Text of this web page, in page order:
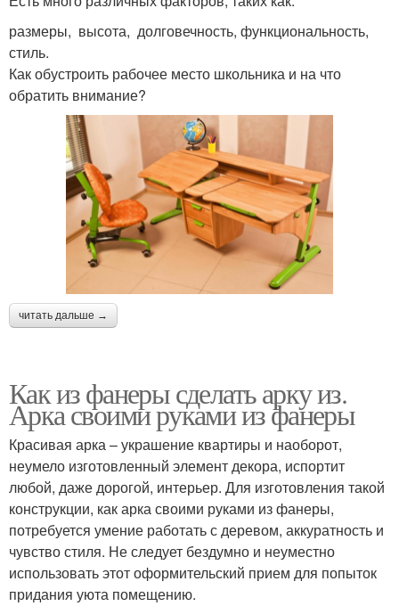
размеры, высота, долговечность, функциональность,
стиль.
Как обустроить рабочее место школьника и на что
обратить внимание?
читать дальше →
Как из фанеры сделать арку из.
Арка своими руками из фанеры
Красивая арка – украшение квартиры и наоборот,
неумело изготовленный элемент декора, испортит
любой, даже дорогой, интерьер. Для изготовления такой
конструкции, как арка своими руками из фанеры,
потребуется умение работать с деревом, аккуратность и
чувство стиля. Не следует бездумно и неуместно
использовать этот оформительский прием для попыток
придания уюта помещению.